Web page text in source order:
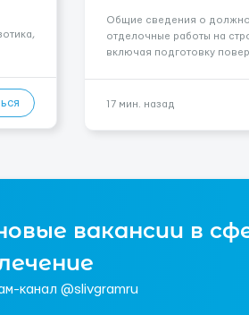
Общие сведения о
отделочные работы на
включая подготовку
на месте, приглашения
профессионалов с
17 мин. назад
вакансии в
канал @slivgramru